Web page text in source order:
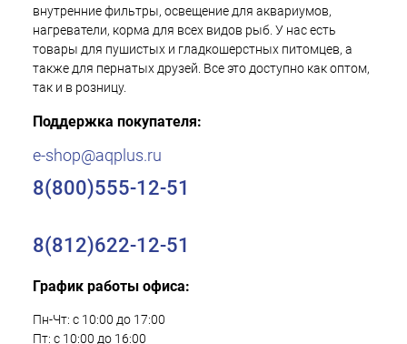
внутренние фильтры, освещение для аквариумов,
нагреватели, корма для всех видов рыб. У нас есть
товары для пушистых и гладкошерстных питомцев, а
также для пернатых друзей. Все это доступно как оптом,
так и в розницу.
Поддержка покупателя:
e-shop@aqplus.ru
8(800)555-12-51
8(812)622-12-51
График работы офиса:
Пн-Чт: с 10:00 до 17:00
Пт: с 10:00 до 16:00